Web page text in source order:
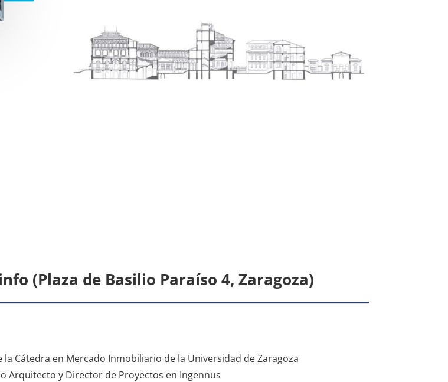
(Plaza de Basilio Paraíso 4, Zaragoza)
la Cátedra en Mercado Inmobiliario de la Universidad de Zaragoza
Arquitecto y Director de Proyectos en Ingennus